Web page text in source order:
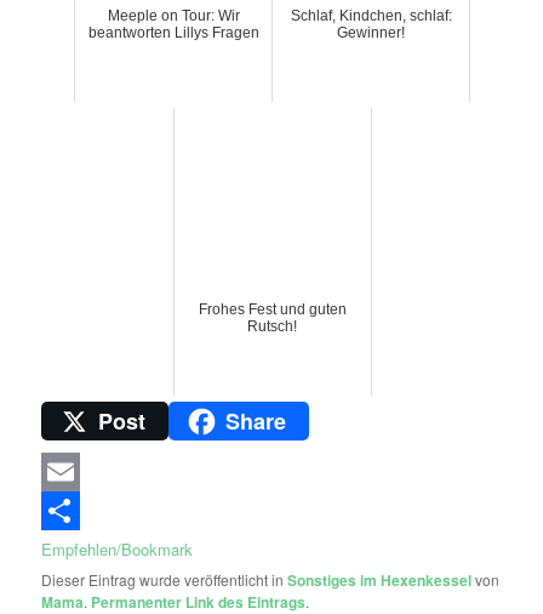
Meeple on Tour: Wir
beantworten Lillys Fragen
Schlaf, Kindchen, schlaf:
Gewinner!
Frohes Fest und guten
Rutsch!
Post Share
Email
Empfehlen/Bookmark
Dieser Eintrag wurde veröffentlicht inSonstiges im Hexenkesselvon
Mama. Permanenter Link des Eintrags.